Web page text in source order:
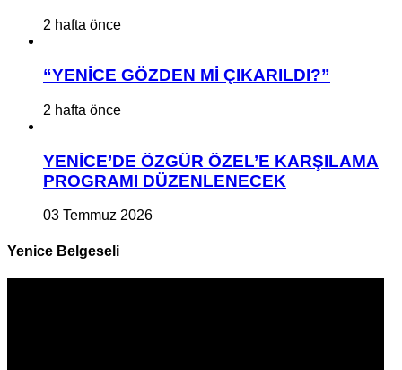
2 hafta önce
“YENİCE GÖZDEN Mİ ÇIKARILDI?”
2 hafta önce
YENİCE’DE ÖZGÜR ÖZEL’E KARŞILAMA
PROGRAMI DÜZENLENECEK
03 Temmuz 2026
Yenice Belgeseli